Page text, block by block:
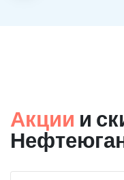
Акции и